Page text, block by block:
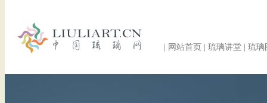
网站首页 琉璃讲堂 琉璃